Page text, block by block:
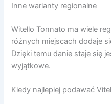
Inne warianty regionalne
Witello Tonnato ma wiele
różnych miejscach dodaje
Dzięki temu danie staje się
wyjątkowe.
Kiedy najlepiej podawać